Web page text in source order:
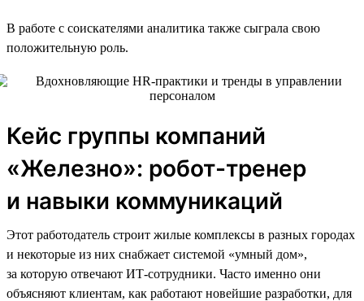
В работе с соискателями аналитика также сыграла свою
положительную роль.
Кейс группы компаний
«Железно»: робот-тренер
и навыки коммуникаций
Этот работодатель строит жилые комплексы в разных городах
и некоторые из них снабжает системой «умный дом»,
за которую отвечают ИТ-сотрудники. Часто именно они
объясняют клиентам, как работают новейшие разработки, для